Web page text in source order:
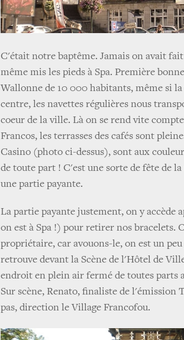
C'était notre baptême. Jamais on avait
même mis les pieds à Spa. Première
Wallonne de 10 000 habitants, même si
centre, les navettes régulières nous
coeur de la ville. Là on se rend vite
Francos, les terrasses des cafés sont
Casino (photo ci-dessus), sont aux
de toute part ! C'est une sorte de fête de
une partie payante.
La partie payante justement, on y accède
on est à Spa !) pour retirer nos bracelets.
propriétaire, car avouons-le, on est un
retrouve devant la Scène de l'Hôtel de
endroit en plein air fermé de toutes parts
Sur scène, Renato, finaliste de l'émission
pas, direction le Village Francofou.